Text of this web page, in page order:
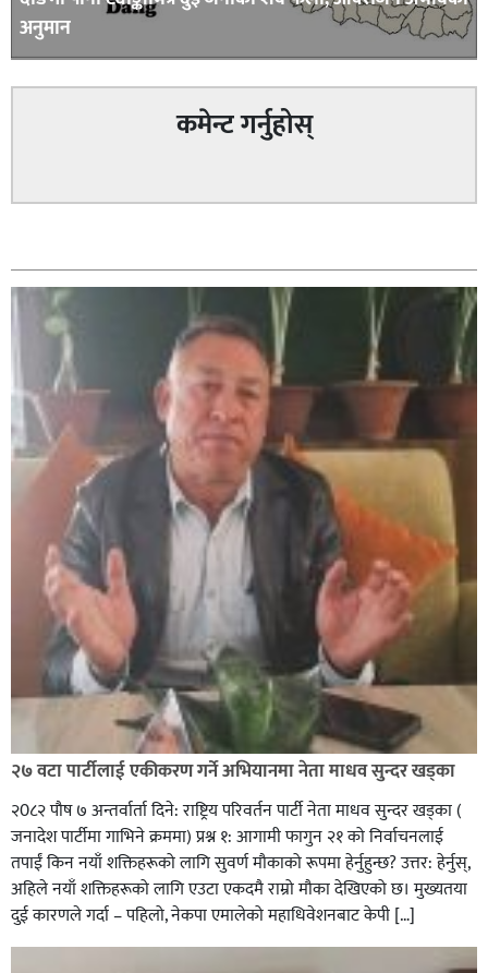
अनुमान
कमेन्ट गर्नुहोस्
२७ वटा पार्टीलाई एकीकरण गर्ने अभियानमा नेता माधव सुन्दर खड्का
२0८२ पाैष ७ अन्तर्वार्ता दिने: राष्ट्रिय परिवर्तन पार्टी नेता माधव सुन्दर खड्का (
जनादेश पार्टीमा गाभिने क्रममा) प्रश्न १: आगामी फागुन २१ को निर्वाचनलाई
तपाईं किन नयाँ शक्तिहरूको लागि सुवर्ण मौकाको रूपमा हेर्नुहुन्छ? उत्तर: हेर्नुस्,
अहिले नयाँ शक्तिहरूको लागि एउटा एकदमै राम्रो मौका देखिएको छ। मुख्यतया
दुई कारणले गर्दा – पहिलो, नेकपा एमालेको महाधिवेशनबाट केपी […]